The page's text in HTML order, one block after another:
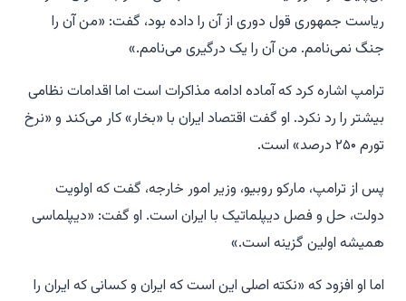
ریاست جمهوری قول دوری از آن را داده بود، گفت: «من آن را
جنگ نمی‌نامم. من آن را یک درگیری می‌نامم.»
ترامپ اشاره کرد که آماده ادامه مذاکرات است اما اقدامات نظامی
بیشتر را رد نکرد. او گفت اقتصاد ایران با «بخار» کار می‌کند و «نرخ
تورم ۲۵۰ درصد» است.
پس از ترامپ، مارکو روبیو، وزیر امور خارجه، گفت که اولویت
دولت، حل و فصل دیپلماتیک با ایران است. او گفت: «دیپلماسی
همیشه اولین گزینه است.»
اما او افزود که «نکته اصلی این است که ایران و کسانی که ایران را